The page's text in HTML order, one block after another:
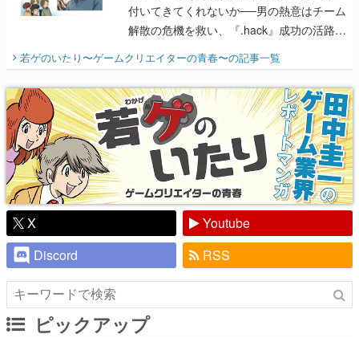
付いてきてくれないか──男の熱意はチーム
解散の危機を救い、『.hack』成功の活路を
『少年ジャンプ』色だった【若ゲのいた
り】
若ゲのいたり〜ゲームクリエイターの青春〜の記事一覧
X
Youtube
Discord
RSS
ピックアップ